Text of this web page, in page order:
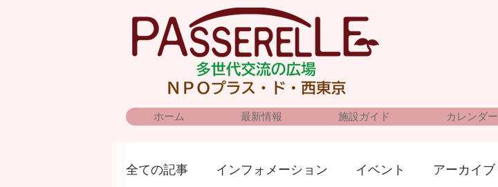
ホーム 最新情報 施設ガイド カレンダー
全ての記事 インフォメーション イベント アーカイブ